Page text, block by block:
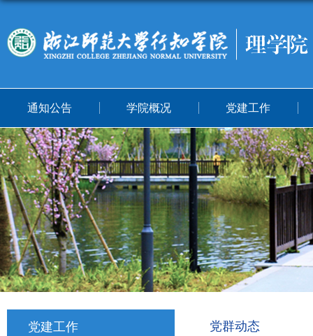
通知公告 学院概况 党建工作
党建工作 党群动态